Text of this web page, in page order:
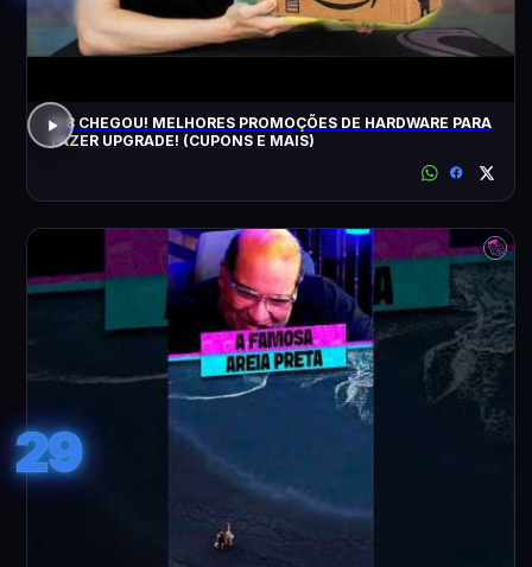
8.8 CHEGOU! MELHORES PROMOÇÕES DE HARDWARE PARA
FAZER UPGRADE! (CUPONS E MAIS)
29